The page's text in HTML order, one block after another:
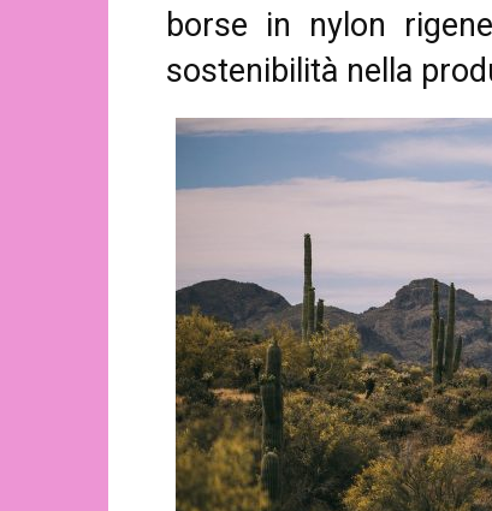
borse in nylon
sostenibilità nella